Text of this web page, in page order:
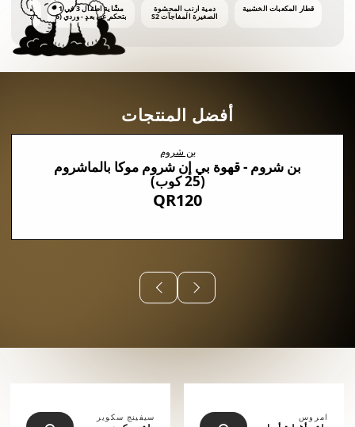
قطار المكعبات الخشبية
دمية أرنب المحشوة
الصغيرة المفاجآت S2
مشّاية أطفال 3 في 1
بتحكم عن بعد - وردي (6
أشهر فأكثر)
ماكينة
أفضل المنتجات
بن شروم
بن شروم - قهوة بي إن شروم موكا بالماشروم
(25 كوب)
QR120
امروس سيفينج سكوير